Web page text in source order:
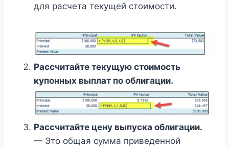
для расчета текущей стоимости.
Рассчитайте текущую стоимость
купонных выплат по облигации.
Рассчитайте цену выпуска облигации.
— Это общая сумма приведенной